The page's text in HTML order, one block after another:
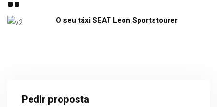
O seu táxi SEAT Leon Sportstourer
Pedir proposta